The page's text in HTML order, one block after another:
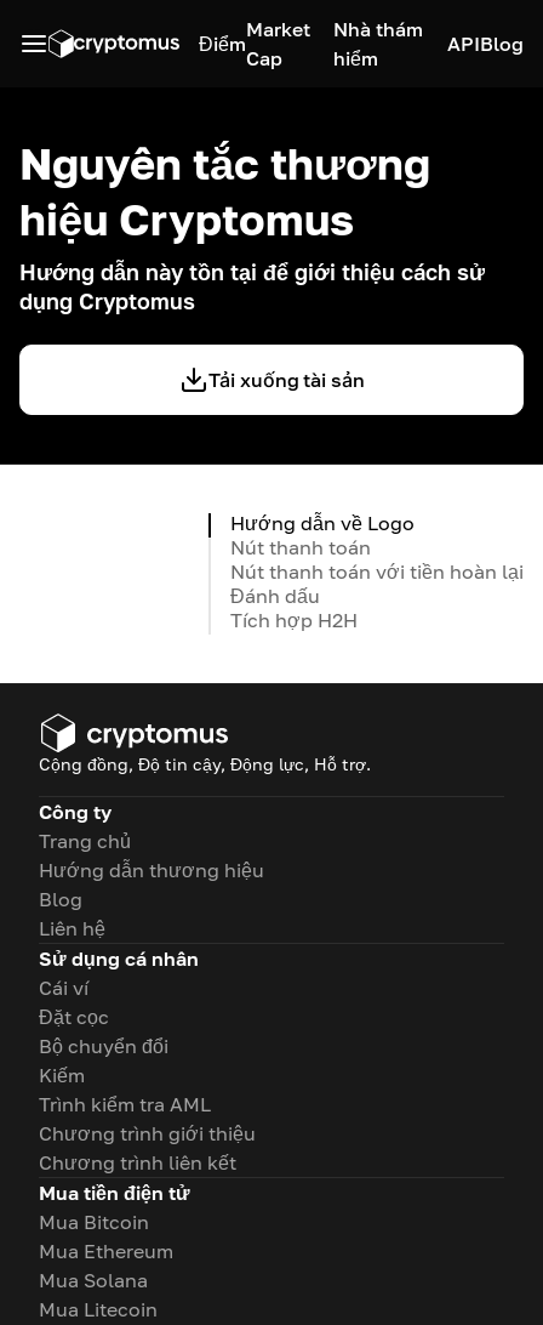
Điểm
Market
Cap
Nhà thám
hiểm
APIBlog
Nguyên tắc thương
hiệu Cryptomus
Hướng dẫn này tồn tại để giới thiệu cách sử
dụng Cryptomus
Tải xuống tài sản
Hướng dẫn về Logo
Nút thanh toán
Nút thanh toán với tiền hoàn lại
Đánh dấu
Tích hợp H2H
Cộng đồng, Độ tin cậy, Động lực, Hỗ trợ.
Công ty
Trang chủ
Hướng dẫn thương hiệu
Blog
Liên hệ
Sử dụng cá nhân
Cái ví
Đặt cọc
Bộ chuyển đổi
Kiếm
Trình kiểm tra AML
Chương trình giới thiệu
Chương trình liên kết
Mua tiền điện tử
Mua Bitcoin
Mua Ethereum
Mua Solana
Mua Litecoin